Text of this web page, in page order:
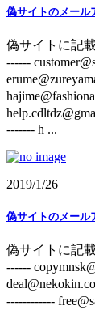
偽サイトのメール
偽サイトに記
------
------- h ...
2019/1/26
偽サイトのメール
偽サイトに記
------
------------